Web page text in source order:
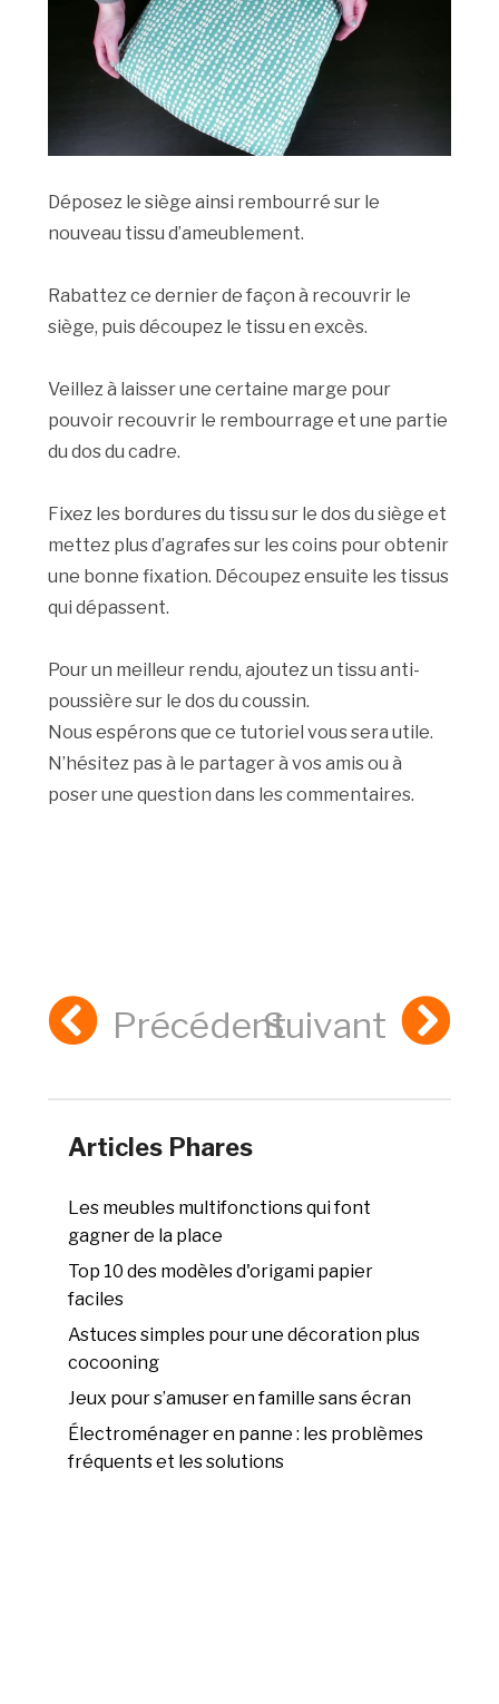
Déposez le siège ainsi rembourré sur le
nouveau tissu d’ameublement.
Rabattez ce dernier de façon à recouvrir le
siège, puis découpez le tissu en excès.
Veillez à laisser une certaine marge pour
pouvoir recouvrir le rembourrage et une partie
du dos du cadre.
Fixez les bordures du tissu sur le dos du siège et
mettez plus d’agrafes sur les coins pour obtenir
une bonne fixation. Découpez ensuite les tissus
qui dépassent.
Pour un meilleur rendu, ajoutez un tissu anti-
poussière sur le dos du coussin.
Nous espérons que ce tutoriel vous sera utile.
N’hésitez pas à le partager à vos amis ou à
poser une question dans les commentaires.
PrécédentSuivant
Articles Phares
Les meubles multifonctions qui font
gagner de la place
Top 10 des modèles d'origami papier
faciles
Astuces simples pour une décoration plus
cocooning
Jeux pour s’amuser en famille sans écran
Électroménager en panne : les problèmes
fréquents et les solutions